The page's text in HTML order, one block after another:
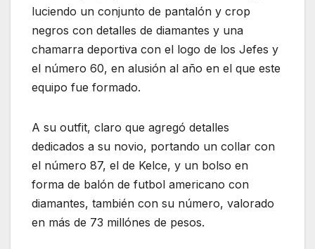
luciendo un conjunto de pantalón y crop
negros con detalles de diamantes y una
chamarra deportiva con el logo de los Jefes y
el número 60, en alusión al año en el que este
equipo fue formado.
A su outfit, claro que agregó detalles
dedicados a su novio, portando un collar con
el número 87, el de Kelce, y un bolso en
forma de balón de futbol americano con
diamantes, también con su número, valorado
en más de 73 millónes de pesos.